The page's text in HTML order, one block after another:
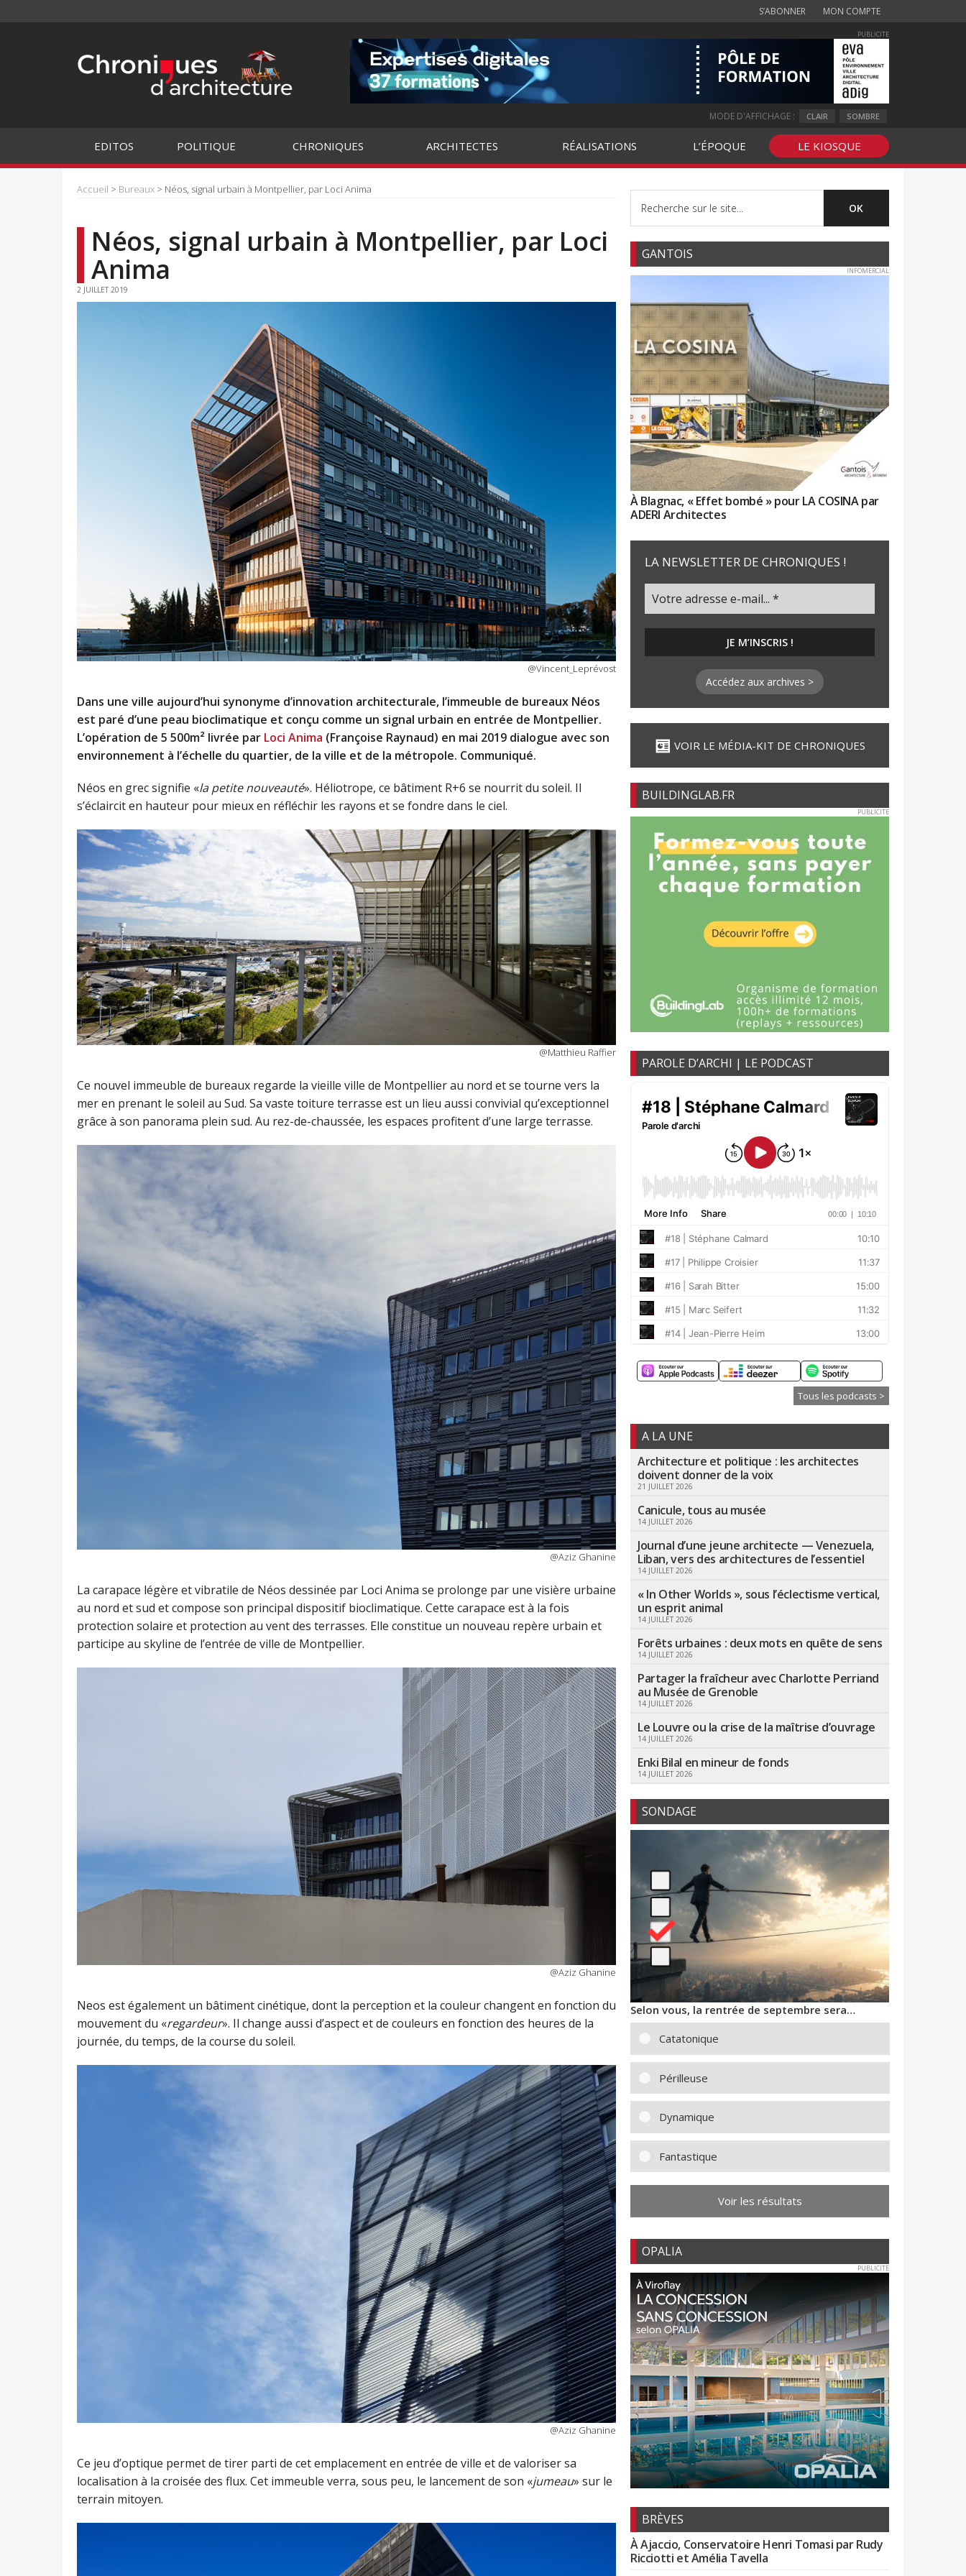
S’ABONNER MON COMPTE
PUBLICITE
MODE D'AFFICHAGE : CLAIR SOMBRE
EDITOS POLITIQUE CHRONIQUES ARCHITECTES RÉALISATIONS L’ÉPOQUE LE KIOSQUE
Accueil > Bureaux > Néos, signal urbain à Montpellier, par Loci Anima
Néos, signal urbain à Montpellier, par Loci
Anima
2 JUILLET 2019
@Vincent_Leprévost
Dans une ville aujourd’hui synonyme d’innovation architecturale, l’immeuble de bureaux Néos
est paré d’une peau bioclimatique et conçu comme un signal urbain en entrée de Montpellier.
L’opération de 5 500m² livrée par Loci Anima (Françoise Raynaud) en mai 2019 dialogue avec son
environnement à l’échelle du quartier, de la ville et de la métropole. Communiqué.
Néos en grec signifie «la petite nouveauté». Héliotrope, ce bâtiment R+6 se nourrit du soleil. Il
s’éclaircit en hauteur pour mieux en réfléchir les rayons et se fondre dans le ciel.
@Matthieu Raffier
Ce nouvel immeuble de bureaux regarde la vieille ville de Montpellier au nord et se tourne vers la
mer en prenant le soleil au Sud. Sa vaste toiture ter­rasse est un lieu aussi convivial qu’exceptionnel
grâce à son panorama plein sud. Au rez-de-chaussée, les espaces profitent d’une large terrasse.
@Aziz Ghanine
La carapace légère et vibratile de Néos dessinée par Loci Anima se prolonge par une visière urbaine
au nord et sud et compose son principal dispositif bioclimatique. Cette carapace est à la fois
protection solaire et protection au vent des terrasses. Elle constitue un nouveau repère urbain et
participe au skyline de l’entrée de ville de Montpellier.
@Aziz Ghanine
Neos est également un bâtiment cinétique, dont la perception et la couleur changent en fonction du
mouvement du «regardeur». Il change aussi d’aspect et de couleurs en fonction des heures de la
journée, du temps, de la course du soleil.
@Aziz Ghanine
Ce jeu d’optique permet de tirer parti de cet emplacement en entrée de ville et de valoriser sa
localisation à la croisée des flux. Cet immeuble verra, sous peu, le lancement de son «jumeau» sur le
terrain mitoyen.
GANTOIS
INFOMERCIAL
À Blagnac, « Effet bombé » pour LA COSINA par
ADERI Architectes
LA NEWSLETTER DE CHRONIQUES !
Accédez aux archives >
VOIR LE MÉDIA-KIT DE CHRONIQUES
BUILDINGLAB.FR
PUBLICITE
PAROLE D’ARCHI | LE PODCAST
Tous les podcasts >
A LA UNE
Architecture et politique : les architectes
doivent donner de la voix
21 JUILLET 2026
Canicule, tous au musée
14 JUILLET 2026
Journal d’une jeune architecte — Venezuela,
Liban, vers des architectures de l’essentiel
14 JUILLET 2026
« In Other Worlds », sous l’éclectisme vertical,
un esprit animal
14 JUILLET 2026
Forêts urbaines : deux mots en quête de sens
14 JUILLET 2026
Partager la fraîcheur avec Charlotte Perriand
au Musée de Grenoble
14 JUILLET 2026
Le Louvre ou la crise de la maîtrise d’ouvrage
14 JUILLET 2026
Enki Bilal en mineur de fonds
14 JUILLET 2026
SONDAGE
Selon vous, la rentrée de septembre sera…
Catatonique
Périlleuse
Dynamique
Fantastique
Voir les résultats
OPALIA
PUBLICITE
BRÈVES
À Ajaccio, Conservatoire Henri Tomasi par Rudy
Ricciotti et Amélia Tavella